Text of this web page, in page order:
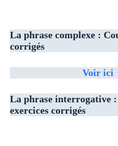
La phrase complexe :
corrigés
Voir ici
La phrase interrogative
exercices corrigés